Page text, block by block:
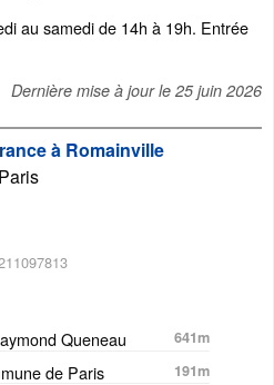
au samedi de 14h à 19h. Entrée
Dernière mise à jour le 25 juin 2026
à Romainville
Queneau
641m
de Paris 191m